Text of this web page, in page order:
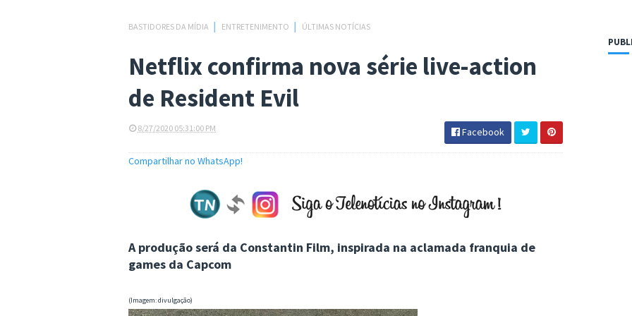
BASTIDORES DA MÍDIA ENTRETENIMENTO ÚLTIMAS NOTÍCIAS
Netflix confirma nova série live-action
de Resident Evil
8/27/2020 05:31:00 PM Facebook
Compartilhar no WhatsApp!
A produção será da Constantin Film, inspirada na aclamada franquia de
games da Capcom
(Imagem: divulgação)